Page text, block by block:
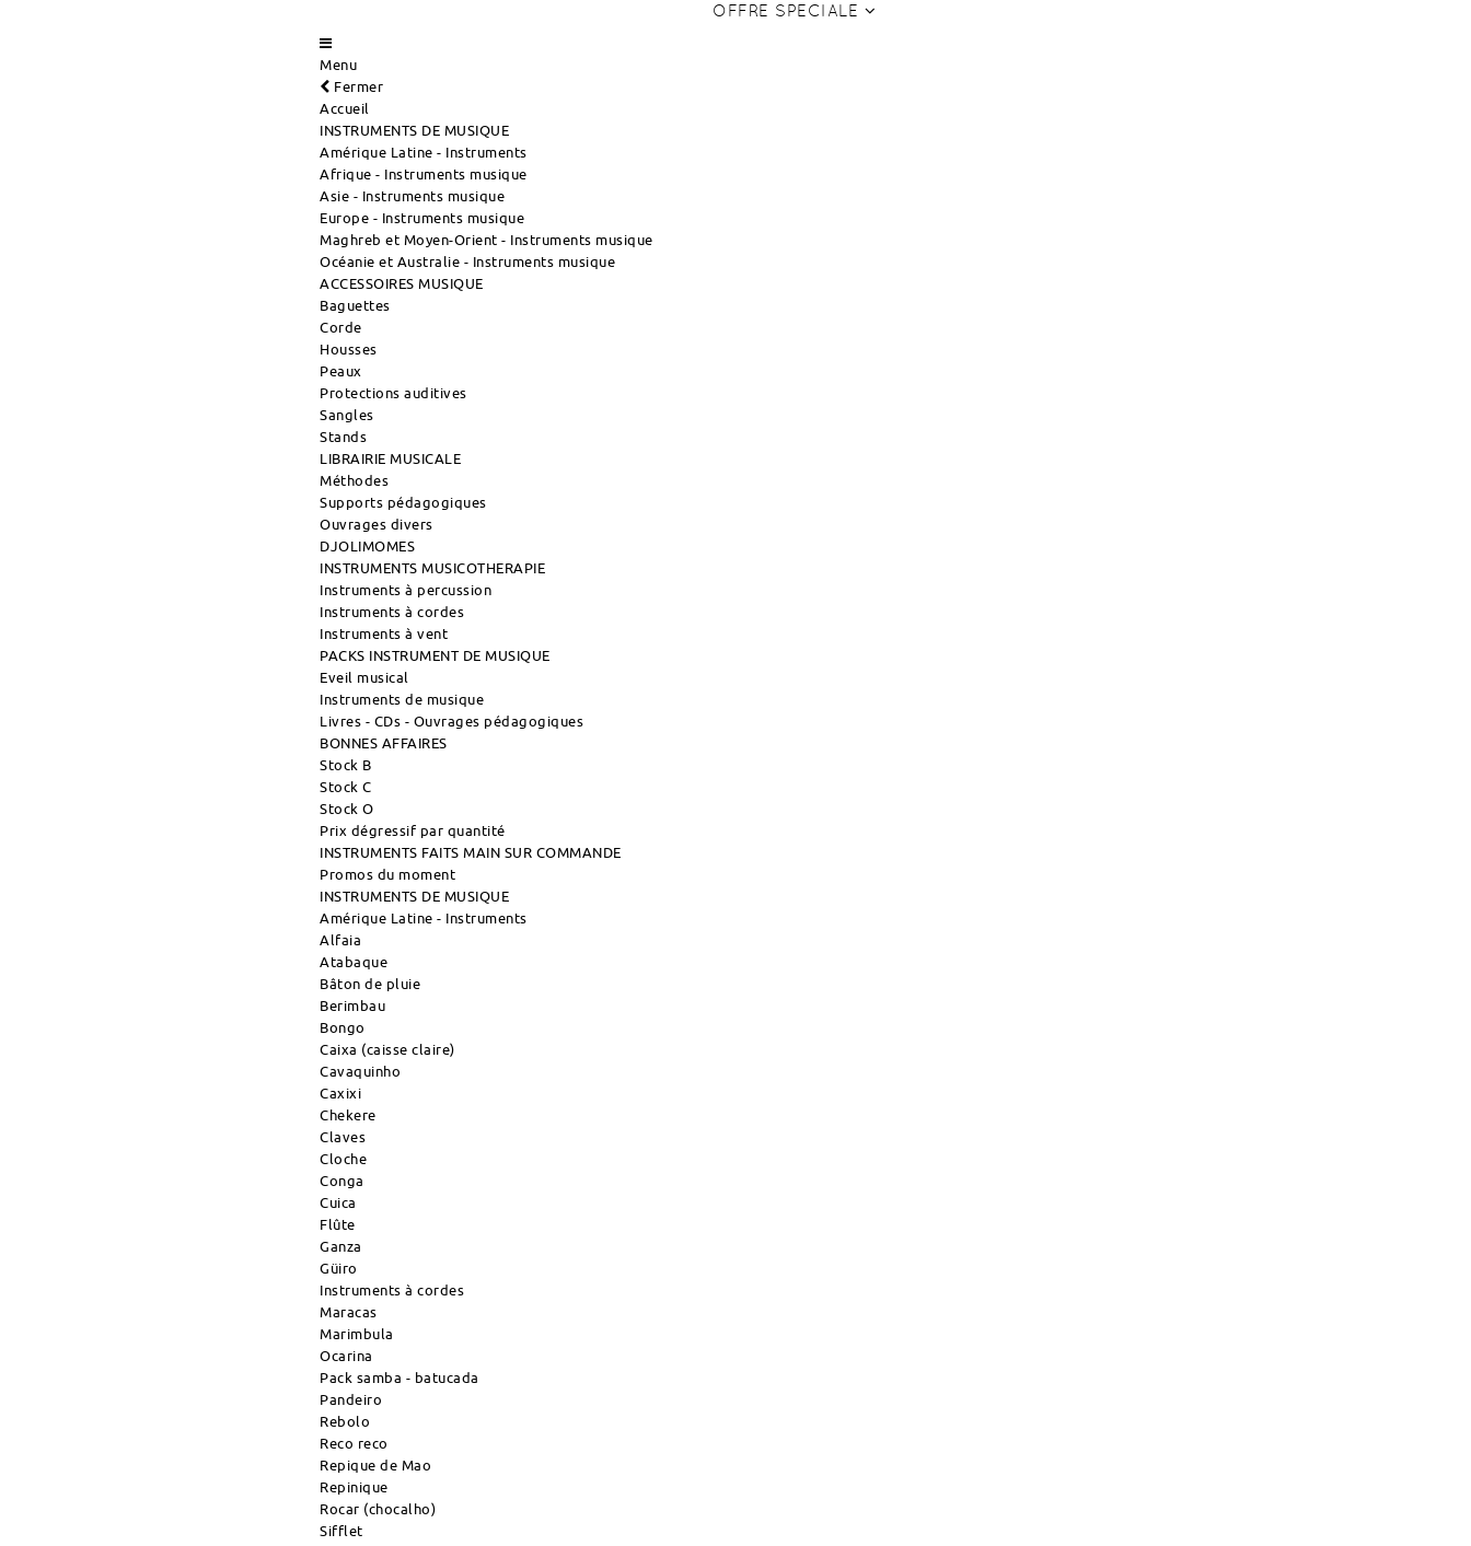
OFFRE SPECIALE
Menu
Fermer
Accueil
INSTRUMENTS DE MUSIQUE
Amérique Latine - Instruments
Afrique - Instruments musique
Asie - Instruments musique
Europe - Instruments musique
Maghreb et Moyen-Orient - Instruments musique
Océanie et Australie - Instruments musique
ACCESSOIRES MUSIQUE
Baguettes
Corde
Housses
Peaux
Protections auditives
Sangles
Stands
LIBRAIRIE MUSICALE
Méthodes
Supports pédagogiques
Ouvrages divers
DJOLIMOMES
INSTRUMENTS MUSICOTHERAPIE
Instruments à percussion
Instruments à cordes
Instruments à vent
PACKS INSTRUMENT DE MUSIQUE
Eveil musical
Instruments de musique
Livres - CDs - Ouvrages pédagogiques
BONNES AFFAIRES
Stock B
Stock C
Stock O
Prix dégressif par quantité
INSTRUMENTS FAITS MAIN SUR COMMANDE
Promos du moment
INSTRUMENTS DE MUSIQUE
Amérique Latine - Instruments
Alfaia
Atabaque
Bâton de pluie
Berimbau
Bongo
Caixa (caisse claire)
Cavaquinho
Caxixi
Chekere
Claves
Cloche
Conga
Cuica
Flûte
Ganza
Güiro
Instruments à cordes
Maracas
Marimbula
Ocarina
Pack samba - batucada
Pandeiro
Rebolo
Reco reco
Repique de Mao
Repinique
Rocar (chocalho)
Sifflet